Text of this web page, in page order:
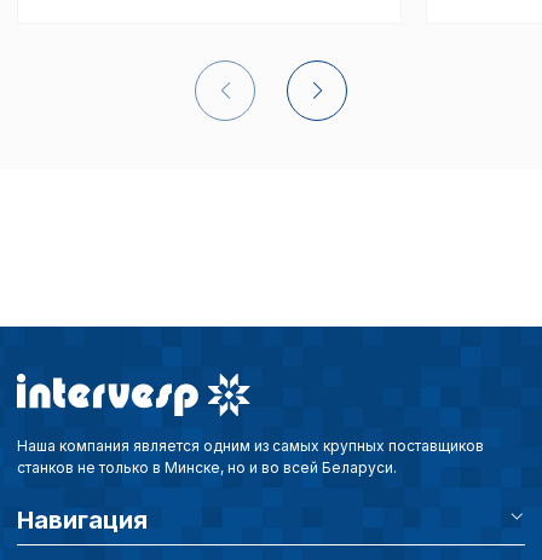
Наша компания является одним из самых крупных поставщиков
станков не только в Минске, но и во всей Беларуси.
Навигация